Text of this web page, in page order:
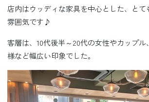
店内はウッディな家具を中心とした、とて
雰囲気です♪
客層は、10代後半～20代の女性やカップル
様など幅広い印象でした。